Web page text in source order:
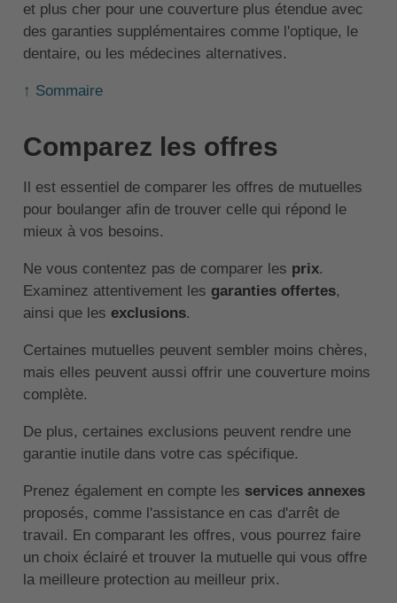
et plus cher pour une couverture plus étendue avec
des garanties supplémentaires comme l'optique, le
dentaire, ou les médecines alternatives.
↑ Sommaire
Comparez les offres
Il est essentiel de comparer les offres de mutuelles
pour boulanger afin de trouver celle qui répond le
mieux à vos besoins.
Ne vous contentez pas de comparer les prix.
Examinez attentivement les garanties offertes,
ainsi que les exclusions.
Certaines mutuelles peuvent sembler moins chères,
mais elles peuvent aussi offrir une couverture moins
complète.
De plus, certaines exclusions peuvent rendre une
garantie inutile dans votre cas spécifique.
Prenez également en compte les services annexes
proposés, comme l'assistance en cas d'arrêt de
travail. En comparant les offres, vous pourrez faire
un choix éclairé et trouver la mutuelle qui vous offre
la meilleure protection au meilleur prix.